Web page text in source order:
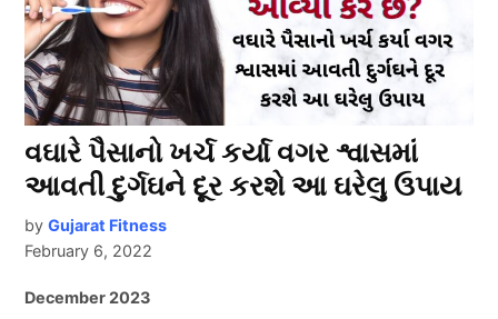
વઘારે પૈસાનો ખર્ચ કર્યા વગર શ્વાસમાં
આવતી દુર્ગઘને દૂર કરશે આ ઘરેલુ ઉપાય
by Gujarat Fitness
February 6, 2022
December 2023